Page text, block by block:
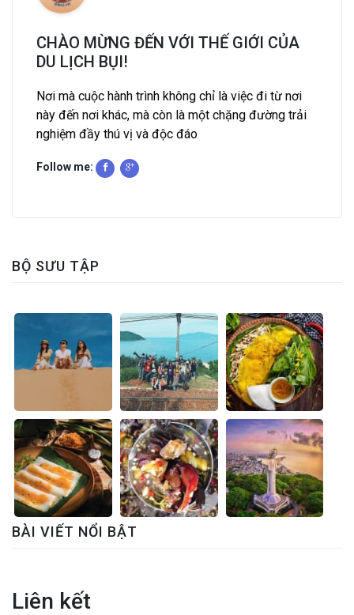
CHÀO MỪNG ĐẾN VỚI THẾ GIỚI CỦA
DU LỊCH BỤI!
Nơi mà cuộc hành trình không chỉ là việc đi từ nơi
này đến nơi khác, mà còn là một chặng đường trải
nghiệm đầy thú vị và độc đáo
Follow me:
BỘ SƯU TẬP
BÀI VIẾT NỔI BẬT
Liên kết